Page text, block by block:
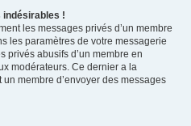
!
les messages privés d’un membre
les paramètres de votre messagerie
privés abusifs d’un membre en
modérateurs. Ce dernier a la
membre d’envoyer des messages